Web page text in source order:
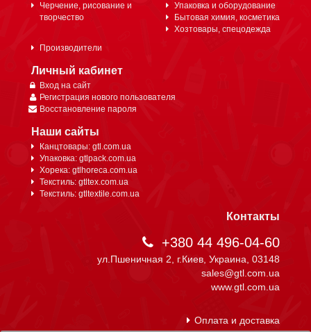
Черчение, рисование и
творчество
Упаковка и оборудование
Бытовая химия, косметика
Хозтовары, спецодежда
Производители
Личный кабинет
Вход на сайт
Регистрация нового пользователя
Восстановление пароля
Наши сайты
Канцтовары: gtl.com.ua
Упаковка: gtlpack.com.ua
Хорека: gtlhoreca.com.ua
Текстиль: gtltex.com.ua
Текстиль: gtltextile.com.ua
Контакты
+380 44 496-04-60
ул.Пшеничная 2, г.Киев, Украина, 03148
sales@gtl.com.ua
www.gtl.com.ua
Оплата и доставка